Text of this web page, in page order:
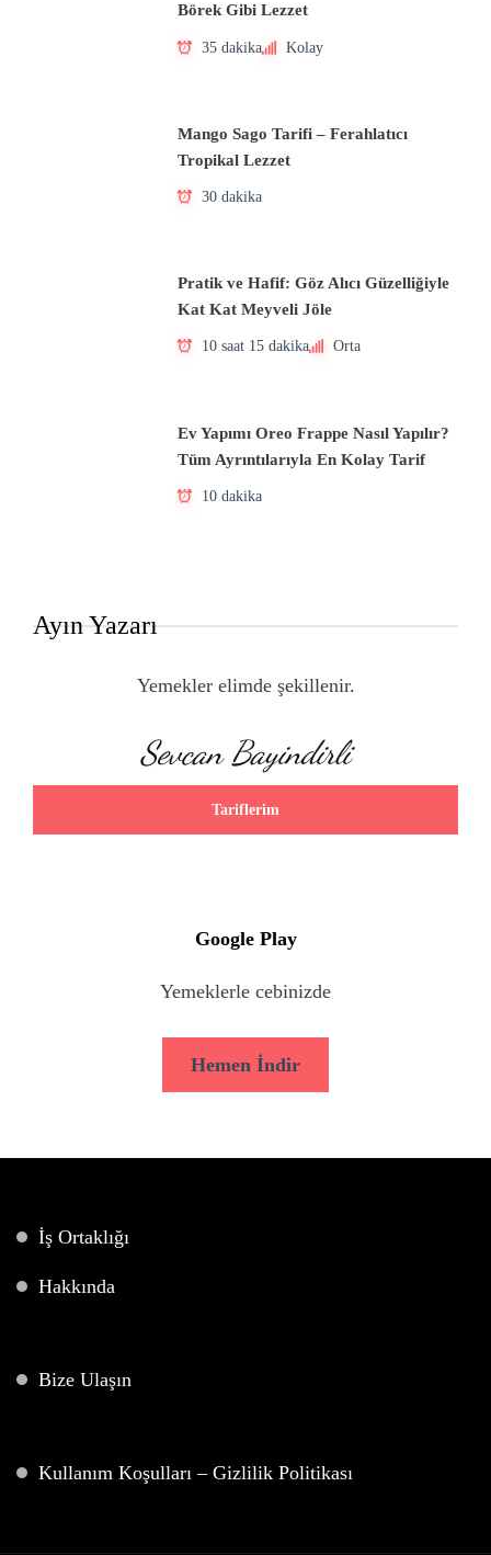
Börek Gibi Lezzet
35 dakika Kolay
Mango Sago Tarifi – Ferahlatıcı
Tropikal Lezzet
30 dakika
Pratik ve Hafif: Göz Alıcı Güzelliğiyle
Kat Kat Meyveli Jöle
10 saat 15 dakika Orta
Ev Yapımı Oreo Frappe Nasıl Yapılır?
Tüm Ayrıntılarıyla En Kolay Tarif
10 dakika
Ayın Yazarı
Yemekler elimde şekillenir.
Sevcan Bayindirli
Tariflerim
Google Play
Yemeklerle cebinizde
Hemen İndir
İş Ortaklığı
Hakkında
Bize Ulaşın
Kullanım Koşulları – Gizlilik Politikası